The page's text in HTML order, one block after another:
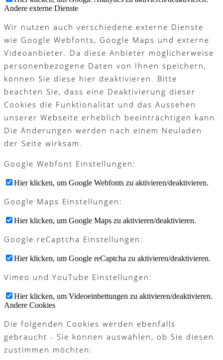
Andere externe Dienste
Wir nutzen auch verschiedene externe Dienste
wie Google Webfonts, Google Maps und externe
Videoanbieter. Da diese Anbieter möglicherweise
personenbezogene Daten von Ihnen speichern,
können Sie diese hier deaktivieren. Bitte
beachten Sie, dass eine Deaktivierung dieser
Cookies die Funktionalität und das Aussehen
unserer Webseite erheblich beeinträchtigen kann.
Die Änderungen werden nach einem Neuladen
der Seite wirksam.
Google Webfont Einstellungen:
Hier klicken, um Google Webfonts zu aktivieren/deaktivieren.
Google Maps Einstellungen:
Hier klicken, um Google Maps zu aktivieren/deaktivieren.
Google reCaptcha Einstellungen:
Hier klicken, um Google reCaptcha zu aktivieren/deaktivieren.
Vimeo und YouTube Einstellungen:
Hier klicken, um Videoeinbettungen zu aktivieren/deaktivieren.
Andere Cookies
Die folgenden Cookies werden ebenfalls
gebraucht - Sie können auswählen, ob Sie diesen
zustimmen möchten: